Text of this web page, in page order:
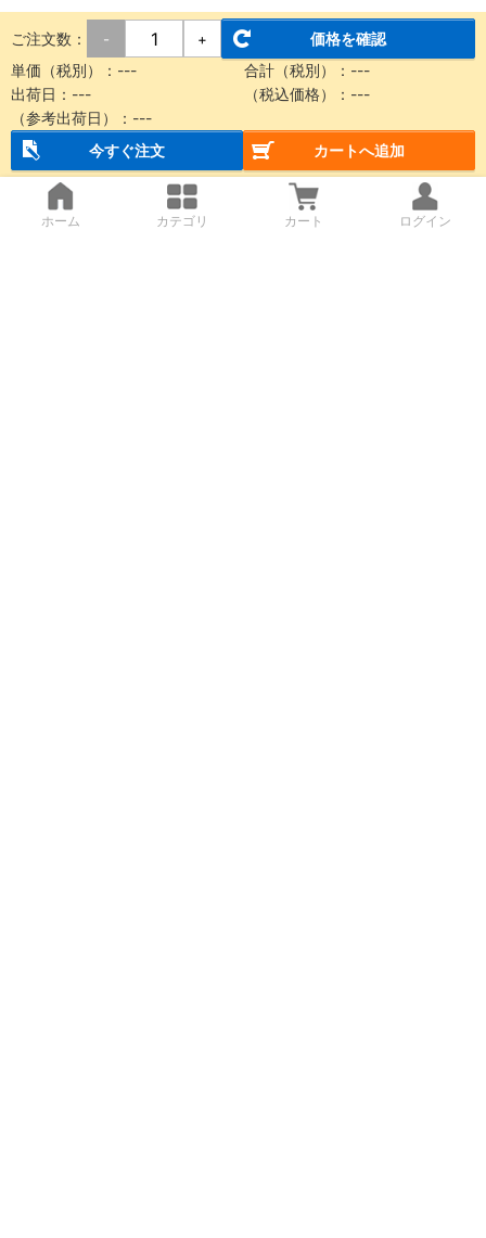
ご注文数： - +
価格を確認
単価（税別）： --- 合計（税別）： ---
出荷日： --- （税込価格）： ---
（参考出荷日）： ---
今すぐ注文
カートへ追加
ホーム カテゴリ カート ログイン